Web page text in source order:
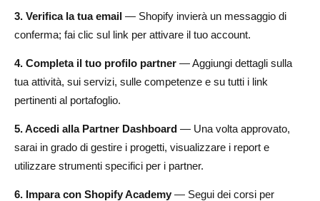
3. Verifica la tua email — Shopify invierà un messaggio di
conferma; fai clic sul link per attivare il tuo account.
4. Completa il tuo profilo partner — Aggiungi dettagli sulla
tua attività, sui servizi, sulle competenze e su tutti i link
pertinenti al portafoglio.
5. Accedi alla Partner Dashboard — Una volta approvato,
sarai in grado di gestire i progetti, visualizzare i report e
utilizzare strumenti specifici per i partner.
6. Impara con Shopify Academy — Segui dei corsi per